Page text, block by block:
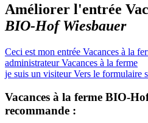
Améliorer l'entrée
BIO-Hof Wiesbauer
Ceci est mon entrée Vacances à la
administrateur Vacances à la ferme
je suis un visiteurVers le formulaire
Vacances à la ferme BIO-
recommande :